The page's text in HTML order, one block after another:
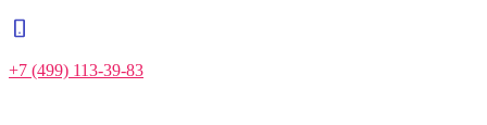
+7 (499) 113-39-83